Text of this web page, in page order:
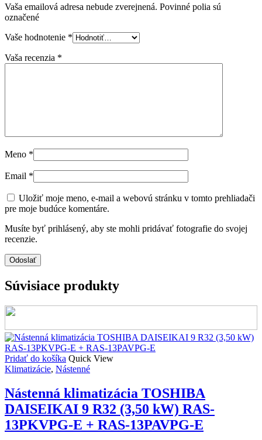
Vaša emailová adresa nebude zverejnená. Povinné polia sú
označené
Vaše hodnotenie *
Vaša recenzia *
Meno *
Email *
Uložiť moje meno, e-mail a webovú stránku v tomto prehliadači
pre moje budúce komentáre.
Musíte byť prihlásený, aby ste mohli pridávať fotografie do svojej
recenzie.
Súvisiace produkty
Pridať do košíka Quick View
Klimatizácie, Nástenné
Nástenná klimatizácia TOSHIBA
DAISEIKAI 9 R32 (3,50 kW) RAS-
13PKVPG-E + RAS-13PAVPG-E